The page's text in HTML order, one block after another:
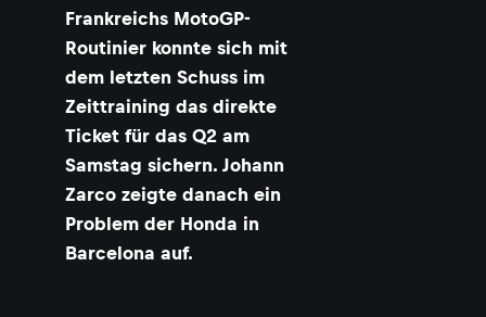
Frankreichs MotoGP-
Routinier konnte sich mit
dem letzten Schuss im
Zeittraining das direkte
Ticket für das Q2 am
Samstag sichern. Johann
Zarco zeigte danach ein
Problem der Honda in
Barcelona auf.